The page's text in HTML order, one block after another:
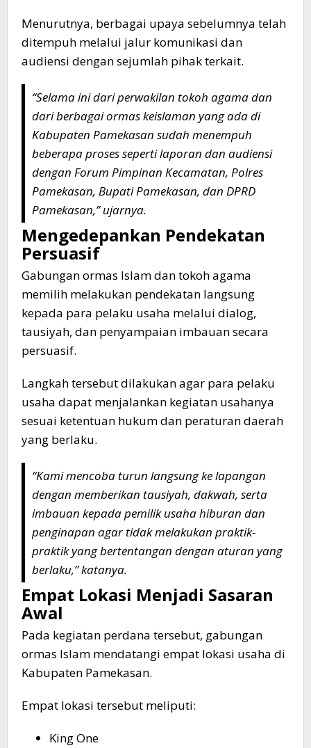
Menurutnya, berbagai upaya sebelumnya telah
ditempuh melalui jalur komunikasi dan
audiensi dengan sejumlah pihak terkait.
“Selama ini dari perwakilan tokoh agama dan
dari berbagai ormas keislaman yang ada di
Kabupaten Pamekasan sudah menempuh
beberapa proses seperti laporan dan audiensi
dengan Forum Pimpinan Kecamatan, Polres
Pamekasan, Bupati Pamekasan, dan DPRD
Pamekasan,” ujarnya.
Mengedepankan Pendekatan
Persuasif
Gabungan ormas Islam dan tokoh agama
memilih melakukan pendekatan langsung
kepada para pelaku usaha melalui dialog,
tausiyah, dan penyampaian imbauan secara
persuasif.
Langkah tersebut dilakukan agar para pelaku
usaha dapat menjalankan kegiatan usahanya
sesuai ketentuan hukum dan peraturan daerah
yang berlaku.
“Kami mencoba turun langsung ke lapangan
dengan memberikan tausiyah, dakwah, serta
imbauan kepada pemilik usaha hiburan dan
penginapan agar tidak melakukan praktik-
praktik yang bertentangan dengan aturan yang
berlaku,” katanya.
Empat Lokasi Menjadi Sasaran
Awal
Pada kegiatan perdana tersebut, gabungan
ormas Islam mendatangi empat lokasi usaha di
Kabupaten Pamekasan.
Empat lokasi tersebut meliputi:
King One